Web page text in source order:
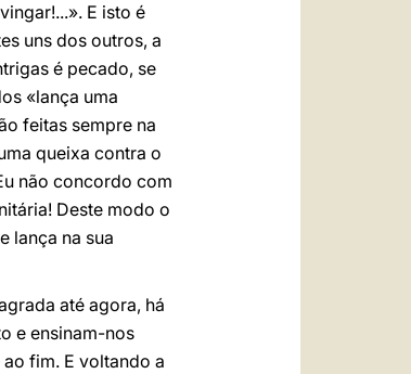
E isto é
uns dos outros, a
é pecado, se
«lança uma
feitas sempre na
queixa contra o
não concordo com
Deste modo o
lança na sua
até agora, há
e ensinam-nos
fim. E voltando a